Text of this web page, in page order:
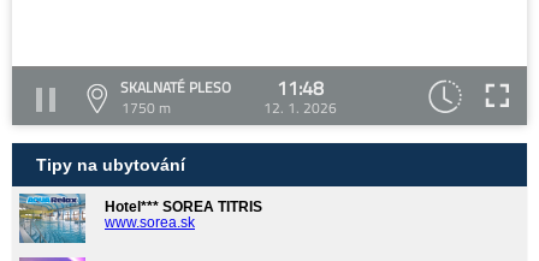
SKALNATÉ PLESO
1750 m
11:48
12. 1. 2026
Tipy na ubytování
Hotel*** SOREA TITRIS
www.sorea.sk